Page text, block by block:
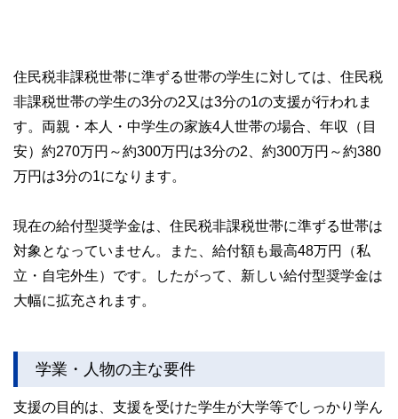
住民税非課税世帯に準ずる世帯の学生に対しては、住民税
非課税世帯の学生の3分の2又は3分の1の支援が行われま
す。両親・本人・中学生の家族4人世帯の場合、年収（目
安）約270万円～約300万円は3分の2、約300万円～約380
万円は3分の1になります。
現在の給付型奨学金は、住民税非課税世帯に準ずる世帯は
対象となっていません。また、給付額も最高48万円（私
立・自宅外生）です。したがって、新しい給付型奨学金は
大幅に拡充されます。
学業・人物の主な要件
支援の目的は、支援を受けた学生が大学等でしっかり学ん